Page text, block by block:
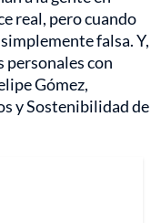
real, pero cuando
falsa. Y,
con
Gómez,
y Sostenibilidad de